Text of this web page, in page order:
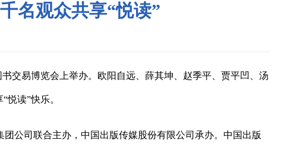
名观众共享“悦读”
交易博览会上举办。欧阳自远、薛其坤、赵季平、贾平凹、汤
读”快乐。
公司联合主办，中国出版传媒股份有限公司承办。中国出版